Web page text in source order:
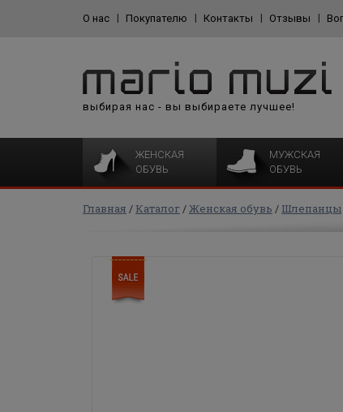
О нас Покупателю Контакты Отзывы
выбирая нас - вы выбираете лучшее!
ЖЕНСКАЯ
ОБУВЬ
МУЖСКАЯ
ОБУВЬ
Главная Каталог Женская обувь Шлепанцы